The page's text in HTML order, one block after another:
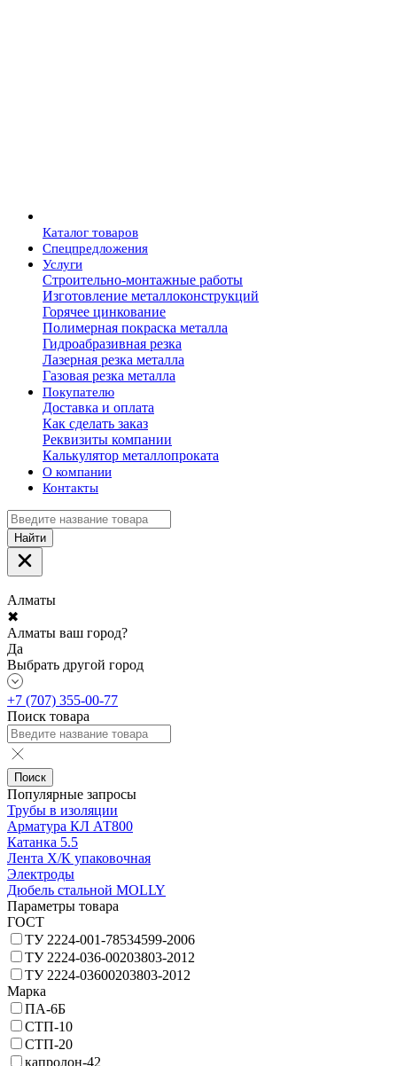
Каталог товаров
Спецпредложения
Услуги
Строительно-монтажные работы
Изготовление металлоконструкций
Горячее цинкование
Полимерная покраска металла
Гидроабразивная резка
Лазерная резка металла
Газовая резка металла
Покупателю
Доставка и оплата
Как сделать заказ
Реквизиты компании
Калькулятор металлопроката
О компании
Контакты
Найти
Алматы
✖
Алматы ваш город?
Да
Выбрать другой город
+7 (707) 355-00-77
Поиск товара
Поиск
Популярные запросы
Трубы в изоляции
Арматура КЛ АТ800
Катанка 5.5
Лента Х/К упаковочная
Электроды
Дюбель стальной MOLLY
Параметры товара
ГОСТ
ТУ 2224-001-78534599-2006
ТУ 2224-036-00203803-2012
ТУ 2224-03600203803-2012
Марка
ПА-6Б
СТП-10
СТП-20
капролон-42